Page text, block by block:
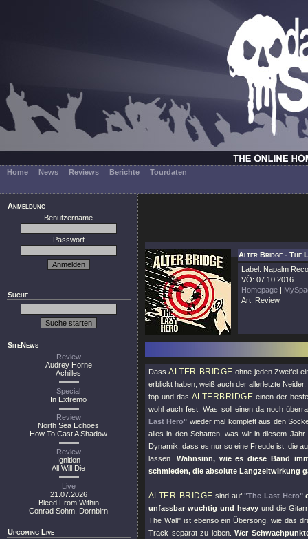
Home News Reviews Berichte Tourdaten
Anmeldung
Benutzername
Passwort
Suche
SiteNews
Review
Audrey Horne
Achilles
Special
In Extremo
Review
North Sea Echoes
How To Cast A Shadow
Review
Ignition
All Will Die
Live
21.07.2026
Bleed From Within
Conrad Sohm, Dornbirn
Upcoming Live
Alter Bridge - The
Label: Napalm
VÖ: 07.10.2016
Homepage |
Art: Review
DassALTER BRIDGE ohne jeden Zweifel
erblickt haben, weiß auch der allerletzte
top und das ALTERBRIDGE einen der
wohl auch fest. Was soll einen da noch
Last Hero" wieder mal komplett aus den
alles in den Schatten, was wir in diesem
Dynamik, dass es nur so eine Freude ist, die
lassen. Wahnsinn, wie es diese Band
schmieden, die absolute Langzeitwirkung
ALTER BRIDGE sind auf"The Last Hero"
unfassbar wuchtig und heavyund die
The Wall"ist ebenso ein Übersong, wie das
Track separat zu loben.Wer